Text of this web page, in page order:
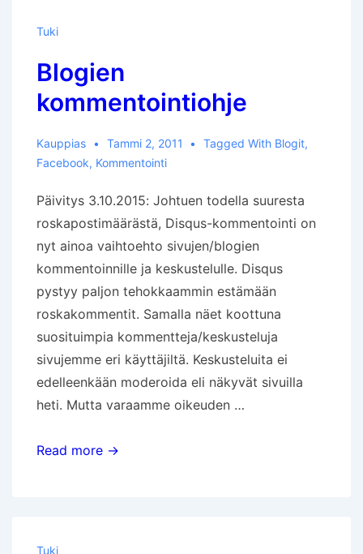
Tuki
Blogien
kommentointiohje
Kauppias Tammi 2, 2011 Tagged With Blogit,
Facebook, Kommentointi
Päivitys 3.10.2015: Johtuen todella suuresta
roskapostimäärästä, Disqus-kommentointi on
nyt ainoa vaihtoehto sivujen/blogien
kommentoinnille ja keskustelulle. Disqus
pystyy paljon tehokkaammin estämään
roskakommentit. Samalla näet koottuna
suosituimpia kommentteja/keskusteluja
sivujemme eri käyttäjiltä. Keskusteluita ei
edelleenkään moderoida eli näkyvät sivuilla
heti. Mutta varaamme oikeuden …
Blogien
Read more →
Tuki